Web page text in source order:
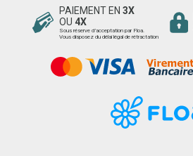
PAIEMENT EN 3X
OU 4X
Sous réserve d’acceptation par Floa.
Vous disposez du délai légal de rétractation